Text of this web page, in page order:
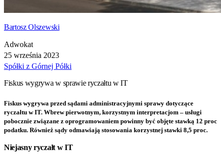
Bartosz Olszewski
Adwokat
25 września 2023
Spółki z Górnej Półki
Fiskus wygrywa w sprawie ryczałtu w IT
Fiskus wygrywa przed sądami administracyjnymi sprawy dotyczące
ryczałtu w IT. Wbrew pierwotnym, korzystnym interpretacjom – usługi
pobocznie związane z oprogramowaniem powinny być objęte stawką 12 proc
podatku. Również sądy odmawiają stosowania korzystnej stawki 8,5 proc.
Niejasny ryczałt w IT